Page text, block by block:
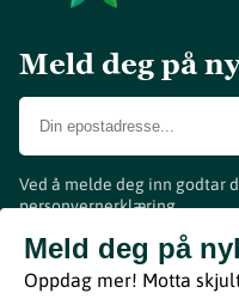
Meld deg på
Ved å melde deg inn godtar
personvernerklæring.
Meld deg på
Oppdag mer! Motta
www.visitvestfold.com
Turistinformasjon